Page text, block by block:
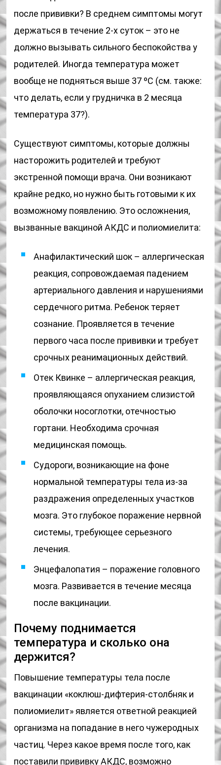
после прививки? В среднем симптомы могут
держаться в течение 2-х суток – это не
должно вызывать сильного беспокойства у
родителей. Иногда температура может
вообще не подняться выше 37 ºС (см. также:
что делать, если у грудничка в 2 месяца
температура 37?).
Существуют симптомы, которые должны
насторожить родителей и требуют
экстренной помощи врача. Они возникают
крайне редко, но нужно быть готовыми к их
возможному появлению. Это осложнения,
вызванные вакциной АКДС и полиомиелита:
Анафилактический шок – аллергическая
реакция, сопровождаемая падением
артериального давления и нарушениями
сердечного ритма. Ребенок теряет
сознание. Проявляется в течение
первого часа после прививки и требует
срочных реанимационных действий.
Отек Квинке – аллергическая реакция,
проявляющаяся опуханием слизистой
оболочки носоглотки, отечностью
гортани. Необходима срочная
медицинская помощь.
Судороги, возникающие на фоне
нормальной температуры тела из-за
раздражения определенных участков
мозга. Это глубокое поражение нервной
системы, требующее серьезного
лечения.
Энцефалопатия – поражение головного
мозга. Развивается в течение месяца
после вакцинации.
Почему поднимается
температура и сколько она
держится?
Повышение температуры тела после
вакцинации «коклюш-дифтерия-столбняк и
полиомиелит» является ответной реакцией
организма на попадание в него чужеродных
частиц. Через какое время после того, как
поставили прививку АКДС, возможно